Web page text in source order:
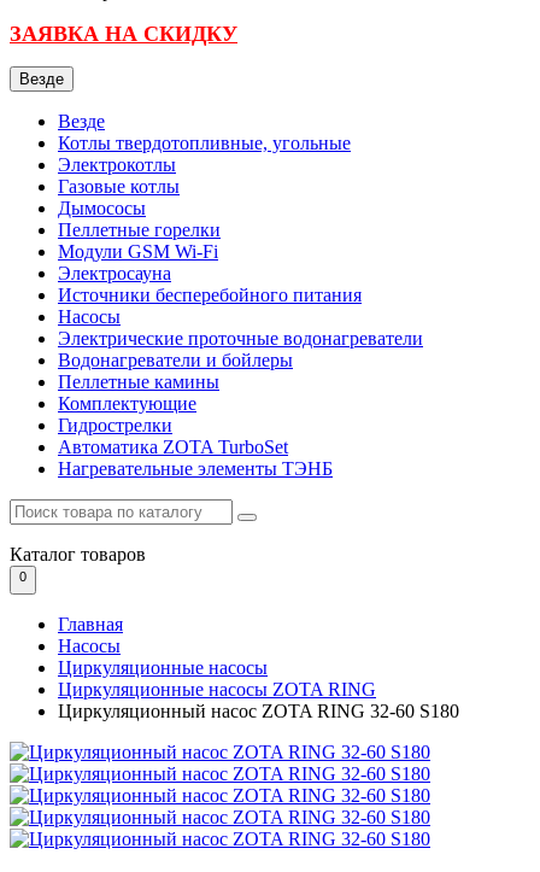
ЗАЯВКА НА СКИДКУ
Везде
Везде
Котлы твердотопливные, угольные
Электрокотлы
Газовые котлы
Дымососы
Пеллетные горелки
Модули GSM Wi-Fi
Электросауна
Источники бесперебойного питания
Насосы
Электрические проточные водонагреватели
Водонагреватели и бойлеры
Пеллетные камины
Комплектующие
Гидрострелки
Автоматика ZOTA TurboSet
Нагревательные элементы ТЭНБ
Каталог товаров
0
Главная
Насосы
Циркуляционные насосы
Циркуляционные насосы ZOTA RING
Циркуляционный насос ZOTA RING 32-60 S180